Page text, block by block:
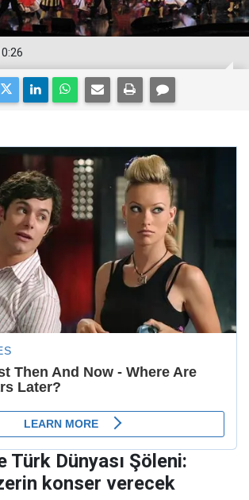
Türk Dünyası Şöleni:
konser verecek